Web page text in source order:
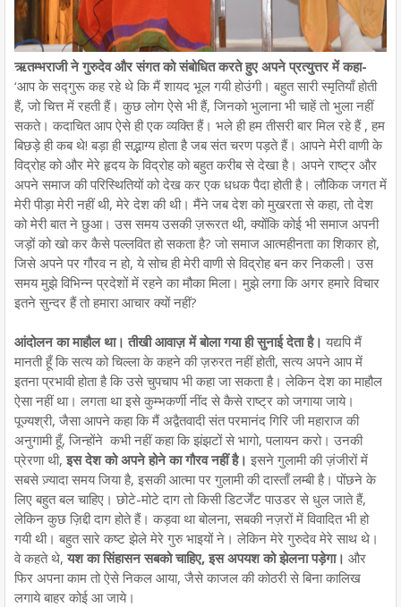
ऋतम्भराजी ने गुरुदेव और संगत को संबोधित करते हुए अपने प्रत्युत्तर में कहा-
‘आप के सद्गुरू कह रहे थे कि मैं शायद भूल गयी होउंगी। बहुत सारी स्मृतियाँ होती
हैं, जो चित्त में रहती हैं। कुछ लोग ऐसे भी हैं, जिनको भुलाना भी चाहें तो भुला नहीं
सकते। कदाचित आप ऐसे ही एक व्यक्ति हैं। भले ही हम तीसरी बार मिल रहे हैं , हम
बिछड़े ही कब थे! बड़ा ही सद्भाग्य होता है जब संत चरण पड़ते हैं। आपने मेरी वाणी के
विद्रोह को और मेरे हृदय के विद्रोह को बहुत करीब से देखा है। अपने राष्ट्र और
अपने समाज की परिस्थितियों को देख कर एक धधक पैदा होती है। लौकिक जगत में
मेरी पीड़ा मेरी नहीं थी, मेरे देश की थी। मैंने जब देश को मुखरता से कहा, तो देश
को मेरी बात ने छुआ। उस समय उसकी ज़रूरत थी, क्योंकि कोई भी समाज अपनी
जड़ों को खो कर कैसे पल्लवित हो सकता है? जो समाज आत्महीनता का शिकार हो,
जिसे अपने पर गौरव न हो, ये सोच ही मेरी वाणी से विद्रोह बन कर निकली। उस
समय मुझे विभिन्न प्रदेशों में रहने का मौका मिला। मुझे लगा कि अगर हमारे विचार
इतने सुन्दर हैं तो हमारा आचार क्यों नहीं?
आंदोलन का माहौल था। तीखी आवाज़ में बोला गया ही सुनाई देता है। यद्यपि मैं
मानती हूँ कि सत्य को चिल्ला के कहने की ज़रुरत नहीं होती, सत्य अपने आप में
इतना प्रभावी होता है कि उसे चुपचाप भी कहा जा सकता है। लेकिन देश का माहौल
ऐसा नहीं था। लगता था इसे कुम्भकर्णी नींद से कैसे राष्ट्र को जगाया जाये।
पूज्यश्री, जैसा आपने कहा कि मैं अद्वैतवादी संत परमानंद गिरि जी महाराज की
अनुगामी हूँ, जिन्होंने कभी नहीं कहा कि झंझटों से भागो, पलायन करो। उनकी
प्रेरणा थी, इस देश को अपने होने का गौरव नहीं है। इसने गुलामी की ज़ंजीरों में
सबसे ज़्यादा समय जिया है, इसकी आत्मा पर गुलामी की दास्ताँ लम्बी है। पोंछने के
लिए बहुत बल चाहिए। छोटे-मोटे दाग तो किसी डिटर्जेंट पाउडर से धुल जाते हैं,
लेकिन कुछ ज़िद्दी दाग होते हैं। कड़वा था बोलना, सबकी नज़रों में विवादित भी हो
गयी थी। बहुत सारे कष्ट झेले मेरे गुरु भाइयों ने। लेकिन मेरे गुरुदेव मेरे साथ थे।
वे कहते थे, यश का सिंहासन सबको चाहिए, इस अपयश को झेलना पड़ेगा। और
फिर अपना काम तो ऐसे निकल आया, जैसे काजल की कोठरी से बिना कालिख
लगाये बाहर कोई आ जाये।